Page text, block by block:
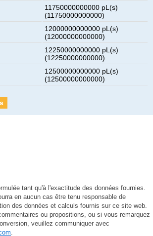
11750000000000 pL(s)
(11750000000000)
12000000000000 pL(s)
(12000000000000)
12250000000000 pL(s)
(12250000000000)
12500000000000 pL(s)
(12500000000000)
tant qu'à l'exactitude des données fournies.
en aucun cas être tenu responsable de
des données et calculs fournis sur ce site web.
ou propositions, ou si vous remarquez
veuillez communiquer avec